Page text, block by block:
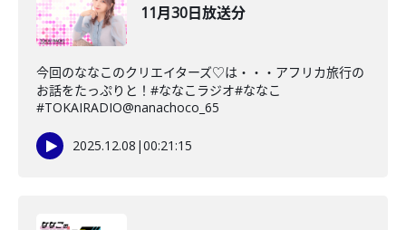
11月30日放送分
今回のななこのクリエイターズ♡は・・・アフリカ旅行の
お話をたっぷりと！#ななこラジオ#ななこ
#TOKAIRADIO@nanachoco_65
2025.12.08 |00:21:15